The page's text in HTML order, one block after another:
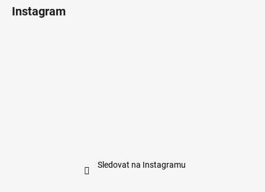
Instagram
Sledovat na Instagramu